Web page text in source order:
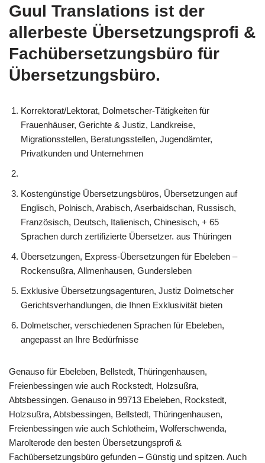
Guul Translations ist der
allerbeste Übersetzungsprofi &
Fachübersetzungsbüro für
Übersetzungsbüro.
Korrektorat/Lektorat, Dolmetscher-Tätigkeiten für
Frauenhäuser, Gerichte & Justiz, Landkreise,
Migrationsstellen, Beratungsstellen, Jugendämter,
Privatkunden und Unternehmen
Kostengünstige Übersetzungsbüros, Übersetzungen auf
Englisch, Polnisch, Arabisch, Aserbaidschan, Russisch,
Französisch, Deutsch, Italienisch, Chinesisch, + 65
Sprachen durch zertifizierte Übersetzer. aus Thüringen
Übersetzungen, Express-Übersetzungen für Ebeleben –
Rockensußra, Allmenhausen, Gundersleben
Exklusive Übersetzungsagenturen, Justiz Dolmetscher
Gerichtsverhandlungen, die Ihnen Exklusivität bieten
Dolmetscher, verschiedenen Sprachen für Ebeleben,
angepasst an Ihre Bedürfnisse
Genauso für Ebeleben, Bellstedt, Thüringenhausen,
Freienbessingen wie auch Rockstedt, Holzsußra,
Abtsbessingen. Genauso in 99713 Ebeleben, Rockstedt,
Holzsußra, Abtsbessingen, Bellstedt, Thüringenhausen,
Freienbessingen wie auch Schlotheim, Wolferschwenda,
Marolterode den besten Übersetzungsprofi &
Fachübersetzungsbüro gefunden – Günstig und spitzen. Auch